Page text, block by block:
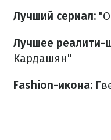
Лучший сериал:
Лучшее реалити-
Кардашян"
Fashion-икона: